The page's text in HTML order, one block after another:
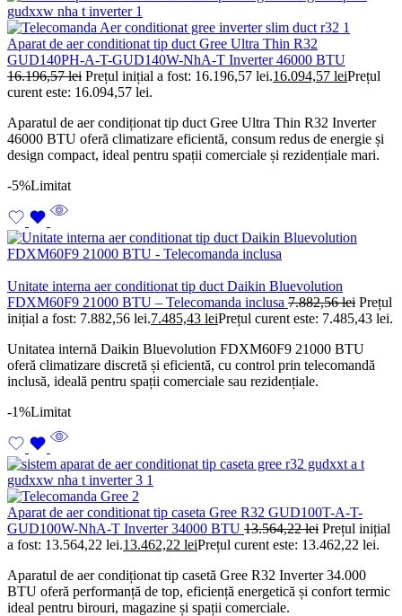
Aparat de aer conditionat tip duct Gree Ultra Thin R32
GUD140PH-A-T-GUD140W-NhA-T Inverter 46000 BTU
16.196,57lei Prețul inițial a fost: 16.196,57 lei.16.094,57 leiPrețul
curent este: 16.094,57 lei.
Aparatul de aer condiționat tip duct Gree Ultra Thin R32 Inverter
46000 BTU oferă climatizare eficientă, consum redus de energie și
design compact, ideal pentru spații comerciale și rezidențiale mari.
-5%Limitat
Unitate interna aer conditionat tip duct Daikin Bluevolution
FDXM60F9 21000 BTU – Telecomanda inclusa 7.882,56lei Prețul
inițial a fost: 7.882,56 lei.7.485,43 leiPrețul curent este: 7.485,43 lei.
Unitatea internă Daikin Bluevolution FDXM60F9 21000 BTU
oferă climatizare discretă și eficientă, cu control prin telecomandă
inclusă, ideală pentru spații comerciale sau rezidențiale.
-1%Limitat
Aparat de aer conditionat tip caseta Gree R32 GUD100T-A-T-
GUD100W-NhA-T Inverter 34000 BTU 13.564,22lei Prețul inițial
a fost: 13.564,22 lei.13.462,22 leiPrețul curent este: 13.462,22 lei.
Aparatul de aer condiționat tip casetă Gree R32 Inverter 34.000
BTU oferă performanță de top, eficiență energetică și confort termic
ideal pentru birouri, magazine și spații comerciale.